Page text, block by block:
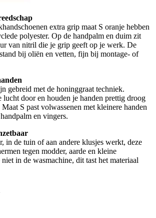
extra grip maat S oranje hebben
polyester. Op de handpalm en duim zit
van nitril die je grip geeft op je werk. De
bij oliën en vetten, fijn bij montage- of
gebreid met de honinggraat techniek.
lucht door en houden je handen prettig droog
S past volwassenen met kleinere handen
en vingers.
in de tuin of aan andere klusjes werkt, deze
tegen modder, aarde en kleine
in de wasmachine, dit tast het materiaal